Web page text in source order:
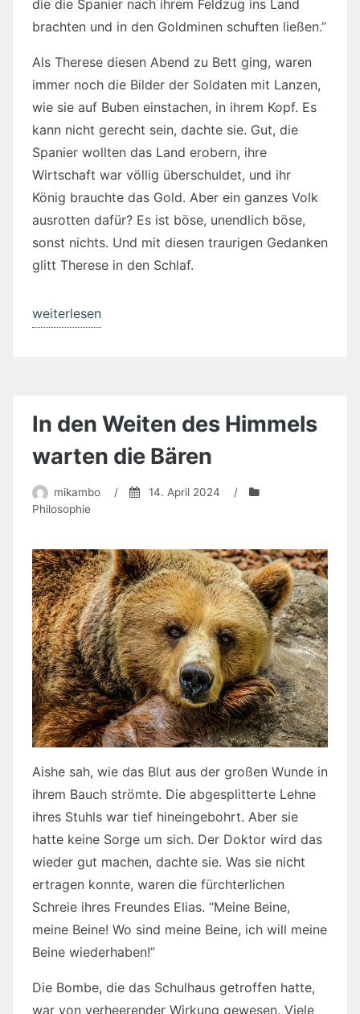
die die Spanier nach ihrem Feldzug ins Land
brachten und in den Goldminen schuften ließen.”
Als Therese diesen Abend zu Bett ging, waren
immer noch die Bilder der Soldaten mit Lanzen,
wie sie auf Buben einstachen, in ihrem Kopf. Es
kann nicht gerecht sein, dachte sie. Gut, die
Spanier wollten das Land erobern, ihre
Wirtschaft war völlig überschuldet, und ihr
König brauchte das Gold. Aber ein ganzes Volk
ausrotten dafür? Es ist böse, unendlich böse,
sonst nichts. Und mit diesen traurigen Gedanken
glitt Therese in den Schlaf.
„Segen
weiterlesen
In den Weiten des Himmels
warten die Bären
mikambo / 14. April 2024
/
Philosophie
Aishe sah, wie das Blut aus der großen Wunde in
ihrem Bauch strömte. Die abgesplitterte Lehne
ihres Stuhls war tief hineingebohrt. Aber sie
hatte keine Sorge um sich. Der Doktor wird das
wieder gut machen, dachte sie. Was sie nicht
ertragen konnte, waren die fürchterlichen
Schreie ihres Freundes Elias. “Meine Beine,
meine Beine! Wo sind meine Beine, ich will meine
Beine wiederhaben!”
Die Bombe, die das Schulhaus getroffen hatte,
war von verheerender Wirkung gewesen. Viele